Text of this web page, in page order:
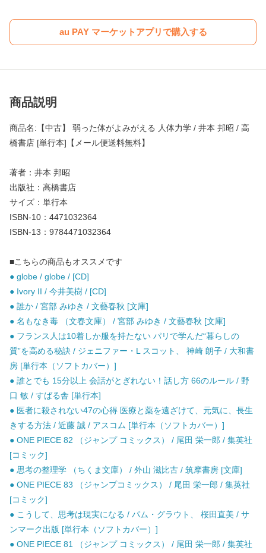
au PAY マーケットアプリで購入する
商品説明
商品名:【中古】 弱った体がよみがえる 人体力学 / 井本 邦昭 / 高
橋書店 [単行本]【メール便送料無料】
著者：井本 邦昭
出版社：高橋書店
サイズ：単行本
ISBN-10：4471032364
ISBN-13：9784471032364
■こちらの商品もオススメです
● globe / globe / [CD]
● Ivory II / 今井美樹 / [CD]
● 誰か / 宮部 みゆき / 文藝春秋 [文庫]
● 名もなき毒 （文春文庫） / 宮部 みゆき / 文藝春秋 [文庫]
● フランス人は10着しか服を持たない パリで学んだ“暮らしの
質”を高める秘訣 / ジェニファー・L スコット、 神崎 朗子 / 大和書
房 [単行本（ソフトカバー）]
● 誰とでも 15分以上 会話がとぎれない！話し方 66のルール / 野
口 敏 / すばる舎 [単行本]
● 医者に殺されない47の心得 医療と薬を遠ざけて、元気に、長生
きする方法 / 近藤 誠 / アスコム [単行本（ソフトカバー）]
● ONE PIECE 82 （ジャンプ コミックス） / 尾田 栄一郎 / 集英社
[コミック]
● 思考の整理学 （ちくま文庫） / 外山 滋比古 / 筑摩書房 [文庫]
● ONE PIECE 83 （ジャンプコミックス） / 尾田 栄一郎 / 集英社
[コミック]
● こうして、思考は現実になる / パム・グラウト、 桜田直美 / サ
ンマーク出版 [単行本（ソフトカバー）]
● ONE PIECE 81 （ジャンプ コミックス） / 尾田 栄一郎 / 集英社